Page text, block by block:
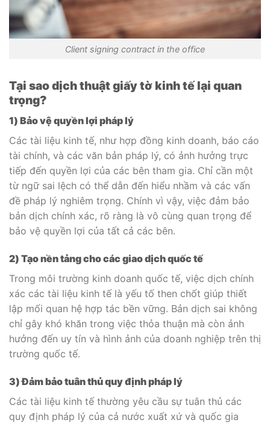
Client signing contract in the office
Tại sao dịch thuật giấy tờ kinh tế lại quan
trọng?
1) Bảo vệ quyền lợi pháp lý
Các tài liệu kinh tế, như hợp đồng kinh doanh, báo cáo
tài chính, và các văn bản pháp lý, có ảnh hưởng trực
tiếp đến quyền lợi của các bên tham gia. Chỉ cần một
từ ngữ sai lệch có thể dẫn đến hiểu nhầm và các vấn
đề pháp lý nghiêm trọng. Chính vì vậy, việc đảm bảo
bản dịch chính xác, rõ ràng là vô cùng quan trọng để
bảo vệ quyền lợi của tất cả các bên.
2) Tạo nền tảng cho các giao dịch quốc tế
Trong môi trường kinh doanh quốc tế, việc dịch chính
xác các tài liệu kinh tế là yếu tố then chốt giúp thiết
lập mối quan hệ hợp tác bền vững. Bản dịch sai không
chỉ gây khó khăn trong việc thỏa thuận mà còn ảnh
hưởng đến uy tín và hình ảnh của doanh nghiệp trên thị
trường quốc tế.
3) Đảm bảo tuân thủ quy định pháp lý
Các tài liệu kinh tế thường yêu cầu sự tuân thủ các
quy định pháp lý của cả nước xuất xứ và quốc gia